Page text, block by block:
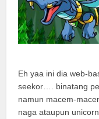
Eh yaa ini dia web-
seekor…. binatang
namun macem-
naga ataupun